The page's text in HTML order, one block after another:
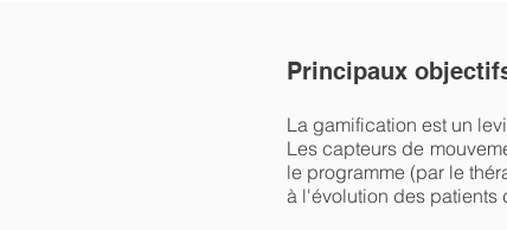
Principaux
La gamification est un
Les capteurs de
le programme (par le
à l'évolution des patients